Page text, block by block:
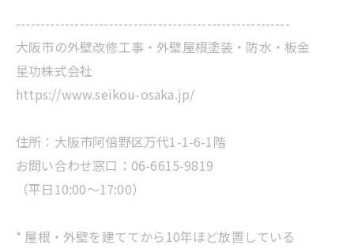
--------------------------------------------------------
大阪市の外壁改修工事・外壁屋根塗装・防水・板金
星功株式会社
https://www.seikou-osaka.jp/
住所：大阪市阿倍野区万代1-1-6-1階
お問い合わせ窓口：06-6615-9819
（平日10:00～17:00）
* 屋根・外壁を建ててから10年ほど放置している